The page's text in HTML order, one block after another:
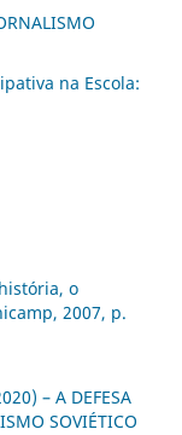
na Escola:
o
2007, p.
– A DEFESA
SOVIÉTICO